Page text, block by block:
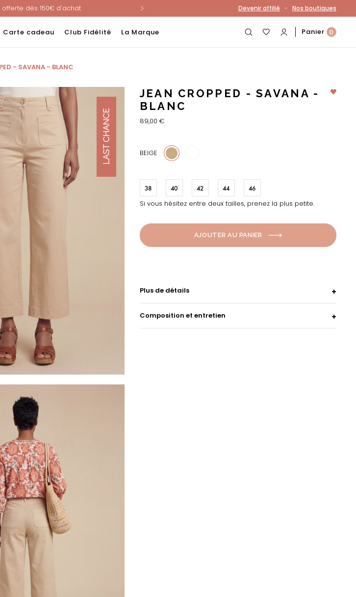
offerte dès 150€ d'achat
3 ou 4 fois sans frais avec ALMA !
jusqu'au 23/08 en vous connectant à votre compte
3 ou 4 fois sans frais avec ALMA !
Devenir affilié - Nos boutiques
Carte cadeau Club Fidélité La Marque Panier 0
- SAVANA - BLANC
JEAN CROPPED - SAVANA -
BLANC
89,00 €
BEIGE
38 40 42 44 46
Si vous hésitez entre deux tailles, prenez la plus petite.
AJOUTER AU PANIER
Plus de détails
Composition et entretien